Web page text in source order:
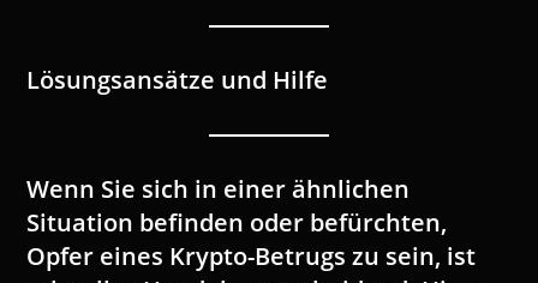
Lösungsansätze und Hilfe
Wenn Sie sich in einer ähnlichen
Situation befinden oder befürchten,
Opfer eines Krypto-Betrugs zu sein, ist